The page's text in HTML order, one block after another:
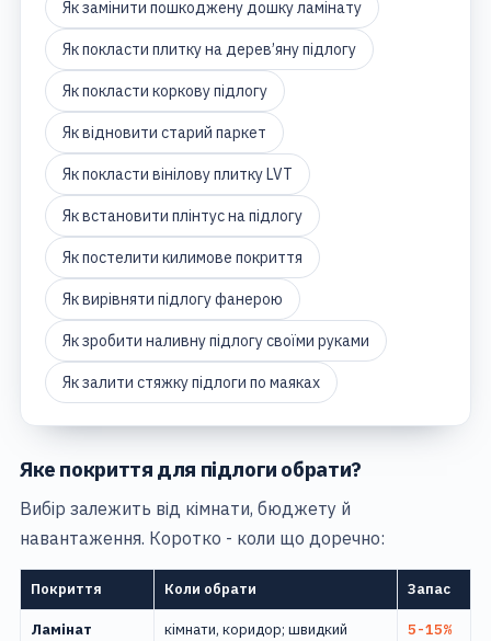
Як замінити пошкоджену дошку ламінату
Як покласти плитку на дерев’яну підлогу
Як покласти коркову підлогу
Як відновити старий паркет
Як покласти вінілову плитку LVT
Як встановити плінтус на підлогу
Як постелити килимове покриття
Як вирівняти підлогу фанерою
Як зробити наливну підлогу своїми руками
Як залити стяжку підлоги по маяках
Яке покриття для підлоги обрати?
Вибір залежить від кімнати, бюджету й
навантаження. Коротко - коли що доречно:
Покриття Коли обрати Запас
Ламінат
кімнати, коридор; швидкий
5-15%